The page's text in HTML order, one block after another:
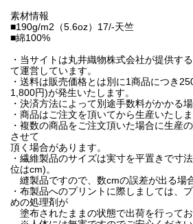
素材情報
■190g/m2（5.6oz）17/-天竺
■綿100%
・当サイトは丸井織物株式会社が提供す
て運営しています。
・送料は販売価格とは別に1商品につき
1,800円)が発生いたします。
・決済方法によって別途手数料がかかる
・商品はご注文を頂いてから生産いたしま
・複数の商品をご注文頂いた場合に生産
させて
頂く場合があります。
・繊維製品のサイズは実寸を平置きで寸
位はcm)。
縫製品ですので、数cmの誤差が出る場
・布製品へのプリントに際しましては、
めの処理剤が
塗布されたままの状態で出荷を行ってお